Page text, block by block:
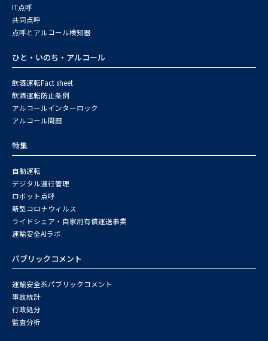
IT点呼
共同点呼
点呼とアルコール検知器
ひと・いのち・アルコール
飲酒運転Fact sheet
飲酒運転防止条例
アルコールインターロック
アルコール問題
特集
自動運転
デジタル運行管理
ロボット点呼
新型コロナウィルス
ライドシェア・自家用有償運送事業
運輸安全AIラボ
パブリックコメント
運輸安全系パブリックコメント
事故統計
行政処分
監査分析